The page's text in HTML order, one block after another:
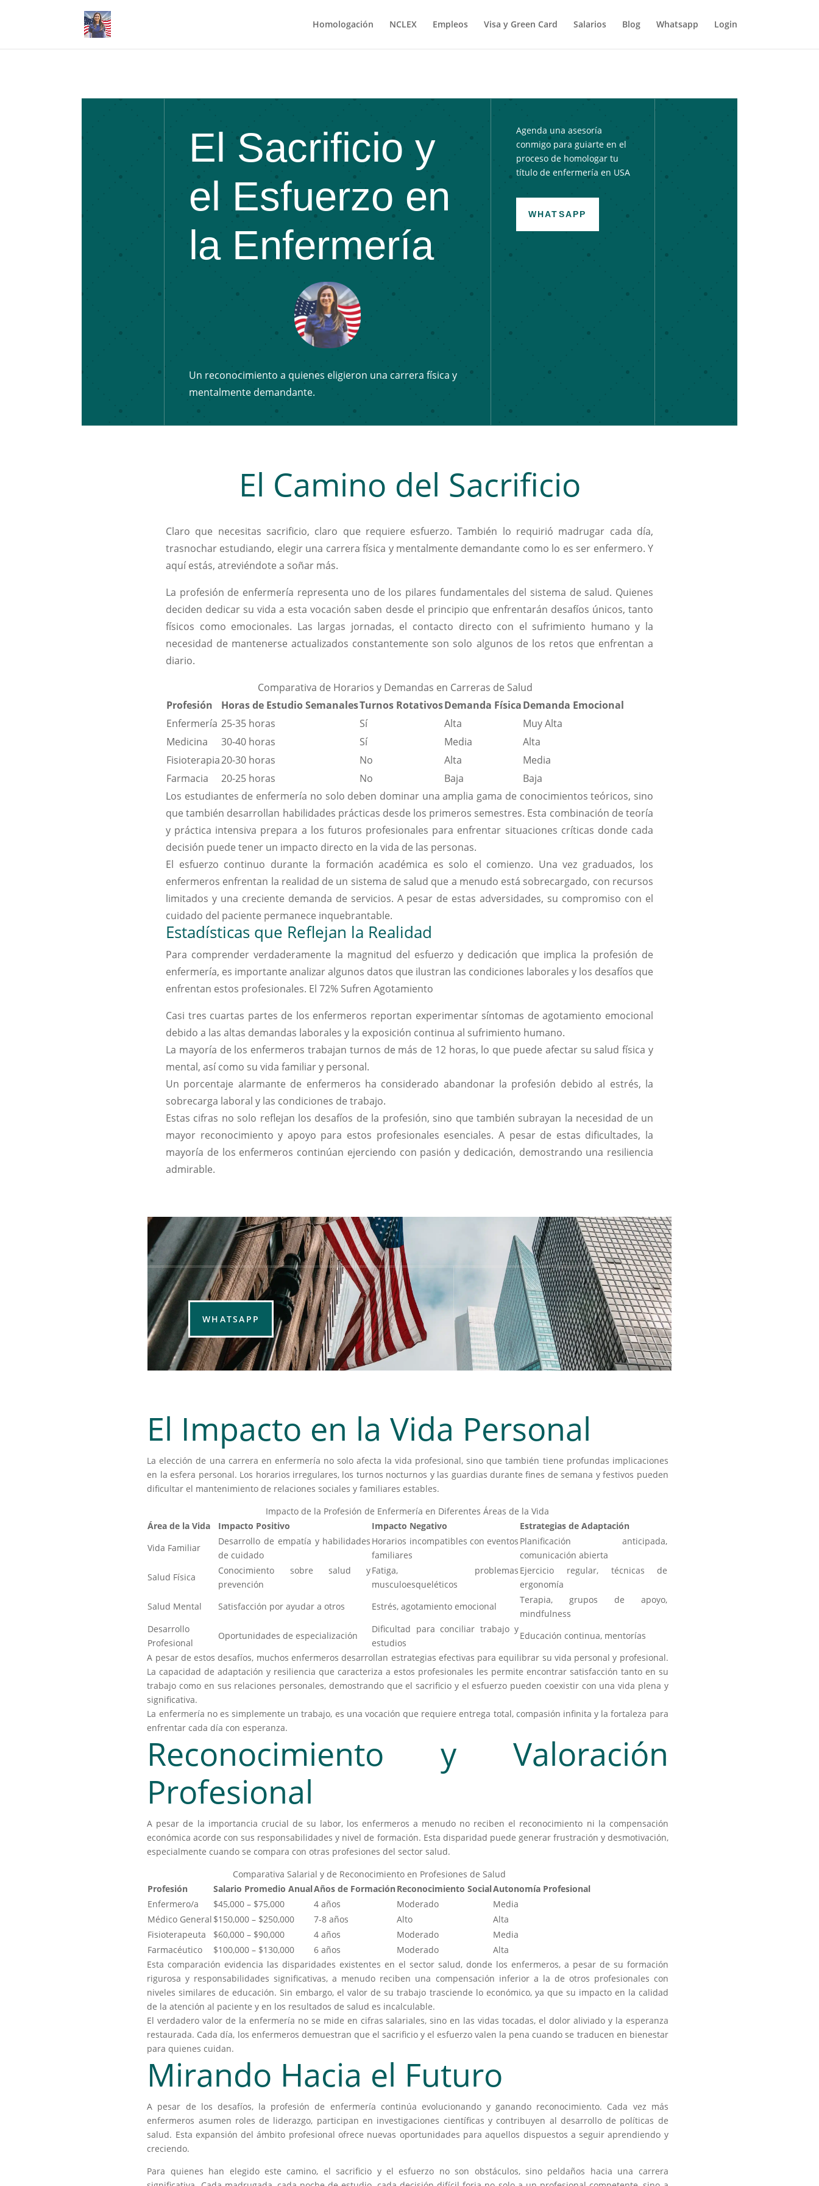
Homologación NCLEX Empleos Visa y Green Card Salarios Blog Whatsapp Login
El Sacrificio y
el Esfuerzo en
la Enfermería
Un reconocimiento a quienes eligieron una carrera física y
mentalmente demandante.
Agenda una asesoría
conmigo para guiarte en el
proceso de homologar tu
título de enfermería en USA
WHATSAPP
El Camino del Sacrificio
Claro que necesitas sacrificio, claro que requiere esfuerzo. También lo requirió madrugar cada día,
trasnochar estudiando, elegir una carrera física y mentalmente demandante como lo es ser enfermero. Y
aquí estás, atreviéndote a soñar más.
La profesión de enfermería representa uno de los pilares fundamentales del sistema de salud. Quienes
deciden dedicar su vida a esta vocación saben desde el principio que enfrentarán desafíos únicos, tanto
físicos como emocionales. Las largas jornadas, el contacto directo con el sufrimiento humano y la
necesidad de mantenerse actualizados constantemente son solo algunos de los retos que enfrentan a
diario.
Comparativa de Horarios y Demandas en Carreras de Salud
Profesión
Horas de Estudio SemanalesTurnos RotativosDemanda FísicaDemanda Emocional
Enfermería 25-35 horas Sí Alta
Muy Alta
Medicina
30-40 horas Sí Media
Alta
Fisioterapia20-30 horas No Alta
Media
Farmacia
20-25 horas No Baja
Baja
Los estudiantes de enfermería no solo deben dominar una amplia gama de conocimientos teóricos, sino
que también desarrollan habilidades prácticas desde los primeros semestres. Esta combinación de teoría
y práctica intensiva prepara a los futuros profesionales para enfrentar situaciones críticas donde cada
decisión puede tener un impacto directo en la vida de las personas.
El esfuerzo continuo durante la formación académica es solo el comienzo. Una vez graduados, los
enfermeros enfrentan la realidad de un sistema de salud que a menudo está sobrecargado, con recursos
limitados y una creciente demanda de servicios. A pesar de estas adversidades, su compromiso con el
cuidado del paciente permanece inquebrantable.
Estadísticas que Reflejan la Realidad
Para comprender verdaderamente la magnitud del esfuerzo y dedicación que implica la profesión de
enfermería, es importante analizar algunos datos que ilustran las condiciones laborales y los desafíos que
enfrentan estos profesionales. El 72% Sufren Agotamiento
Casi tres cuartas partes de los enfermeros reportan experimentar síntomas de agotamiento emocional
debido a las altas demandas laborales y la exposición continua al sufrimiento humano.
La mayoría de los enfermeros trabajan turnos de más de 12 horas, lo que puede afectar su salud física y
mental, así como su vida familiar y personal.
Un porcentaje alarmante de enfermeros ha considerado abandonar la profesión debido al estrés, la
sobrecarga laboral y las condiciones de trabajo.
Estas cifras no solo reflejan los desafíos de la profesión, sino que también subrayan la necesidad de un
mayor reconocimiento y apoyo para estos profesionales esenciales. A pesar de estas dificultades, la
mayoría de los enfermeros continúan ejerciendo con pasión y dedicación, demostrando una resiliencia
admirable.
WHATSAPP
El Impacto en la Vida Personal
La elección de una carrera en enfermería no solo afecta la vida profesional, sino que también tiene profundas implicaciones
en la esfera personal. Los horarios irregulares, los turnos nocturnos y las guardias durante fines de semana y festivos pueden
dificultar el mantenimiento de relaciones sociales y familiares estables.
Impacto de la Profesión de Enfermería en Diferentes Áreas de la Vida
Área de la Vida
Impacto Positivo Impacto Negativo
Estrategias de Adaptación
Vida Familiar
Desarrollo de empatía y habilidades
de cuidado
Horarios incompatibles con eventos
familiares
Planificación anticipada,
comunicación abierta
Salud Física
Conocimiento sobre salud y
prevención
Fatiga, problemas
musculoesqueléticos
Ejercicio regular, técnicas de
ergonomía
Salud Mental
Satisfacción por ayudar a otros Estrés, agotamiento emocional
Terapia, grupos de apoyo,
mindfulness
Desarrollo
Profesional
Oportunidades de especialización
Dificultad para conciliar trabajo y
estudios
Educación continua, mentorías
A pesar de estos desafíos, muchos enfermeros desarrollan estrategias efectivas para equilibrar su vida personal y profesional.
La capacidad de adaptación y resiliencia que caracteriza a estos profesionales les permite encontrar satisfacción tanto en su
trabajo como en sus relaciones personales, demostrando que el sacrificio y el esfuerzo pueden coexistir con una vida plena y
significativa.
La enfermería no es simplemente un trabajo, es una vocación que requiere entrega total, compasión infinita y la fortaleza para
enfrentar cada día con esperanza.
Reconocimiento y Valoración
Profesional
A pesar de la importancia crucial de su labor, los enfermeros a menudo no reciben el reconocimiento ni la compensación
económica acorde con sus responsabilidades y nivel de formación. Esta disparidad puede generar frustración y desmotivación,
especialmente cuando se compara con otras profesiones del sector salud.
Comparativa Salarial y de Reconocimiento en Profesiones de Salud
Profesión
Salario Promedio AnualAños de FormaciónReconocimiento SocialAutonomía Profesional
Enfermero/a
$45,000 – $75,000 4 años Moderado
Media
Médico General $150,000 – $250,000 7-8 años Alto
Alta
Fisioterapeuta
$60,000 – $90,000 4 años Moderado
Media
Farmacéutico
$100,000 – $130,000 6 años Moderado
Alta
Esta comparación evidencia las disparidades existentes en el sector salud, donde los enfermeros, a pesar de su formación
rigurosa y responsabilidades significativas, a menudo reciben una compensación inferior a la de otros profesionales con
niveles similares de educación. Sin embargo, el valor de su trabajo trasciende lo económico, ya que su impacto en la calidad
de la atención al paciente y en los resultados de salud es incalculable.
El verdadero valor de la enfermería no se mide en cifras salariales, sino en las vidas tocadas, el dolor aliviado y la esperanza
restaurada. Cada día, los enfermeros demuestran que el sacrificio y el esfuerzo valen la pena cuando se traducen en bienestar
para quienes cuidan.
Mirando Hacia el Futuro
A pesar de los desafíos, la profesión de enfermería continúa evolucionando y ganando reconocimiento. Cada vez más
enfermeros asumen roles de liderazgo, participan en investigaciones científicas y contribuyen al desarrollo de políticas de
salud. Esta expansión del ámbito profesional ofrece nuevas oportunidades para aquellos dispuestos a seguir aprendiendo y
creciendo.
Para quienes han elegido este camino, el sacrificio y el esfuerzo no son obstáculos, sino peldaños hacia una carrera